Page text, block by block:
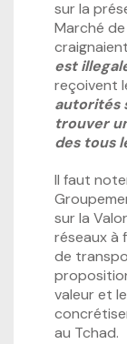
sur la
Marché de
craignaient
est
reçoivent
autorités
trouver
des tous
Il faut
sur la
réseaux à
de
valeur et
au Tchad.